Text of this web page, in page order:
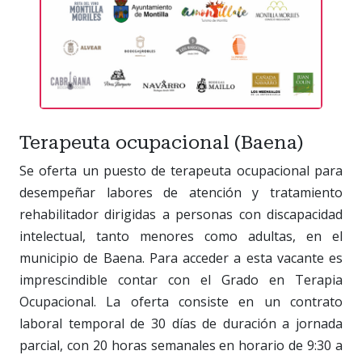
Terapeuta ocupacional (Baena)
Se oferta un puesto de terapeuta ocupacional para
desempeñar labores de atención y tratamiento
rehabilitador dirigidas a personas con discapacidad
intelectual, tanto menores como adultas, en el
municipio de Baena. Para acceder a esta vacante es
imprescindible contar con el Grado en Terapia
Ocupacional. La oferta consiste en un contrato
laboral temporal de 30 días de duración a jornada
parcial, con 20 horas semanales en horario de 9:30 a